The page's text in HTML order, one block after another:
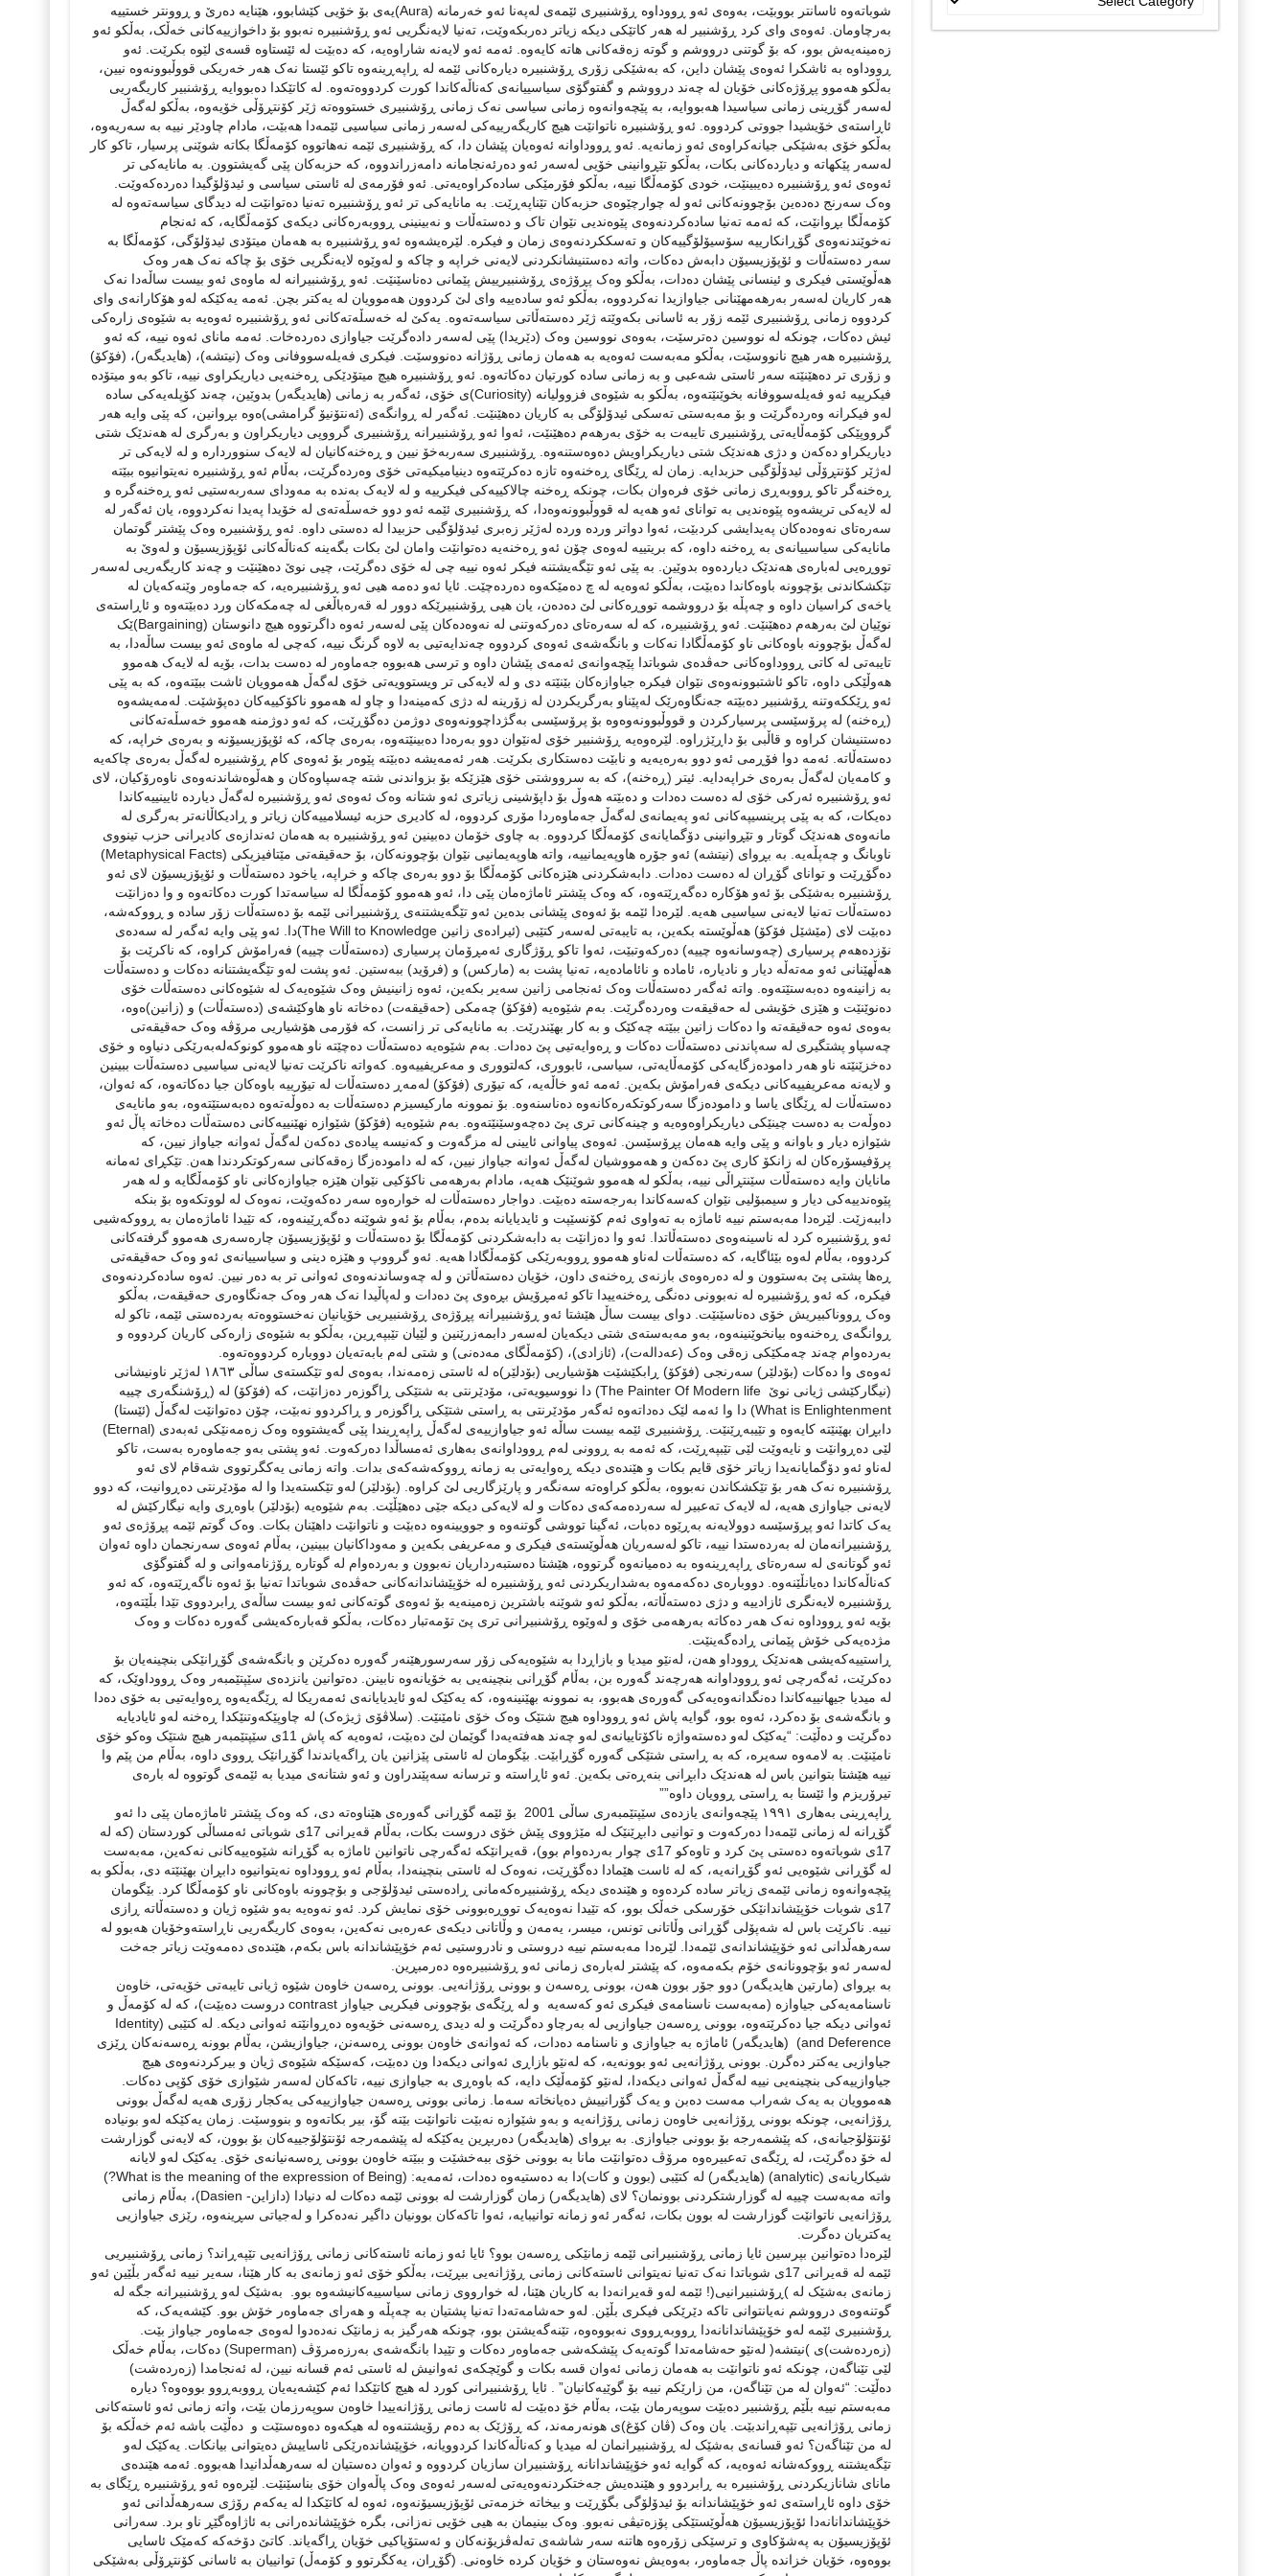
ئەوەی وا دەکات (بۆدلێر) سەرنجی (فۆکۆ) ڕابکێشێت هۆشیاریی (بۆدلێر)ە لە ئاستی زەمەندا، بەوەی لەو تێکستەی ساڵی ١٨٦٣ لەژێر ناونیشانی
(نیگارکێشی ژیانی نوێ The Painter Of Modern life) دا نووسیویەتی، مۆدێرنتی بە شتێکی ڕاگوزەر دەزانێت، کە (فۆکۆ) لە (ڕۆشنگەری چییە
What is Enlightenment) دا وا ئەمە لێک دەداتەوە ئەگەر مۆدێرنتی بە ڕاستی شتێکی ڕاگوزەر و ڕاکردوو نەبێت، چۆن دەتوانێت لەگەڵ (ئێستا)
دابڕان بهێنێتە کایەوە و تێیبەڕێنێت. ڕۆشنبیری ئێمە بیست ساڵە ئەو جیاوازییەی لەگەڵ ڕاپەڕیندا پێی گەیشتووە وەک زەمەنێکی ئەبەدی (Eternal)
لێی دەڕوانێت و نایەوێت لێی تێبپەڕێت، کە ئەمە بە ڕوونی لەم ڕووداوانەی بەهاری ئەمساڵدا دەرکەوت. ئەو پشتی بەو جەماوەرە بەست، تاکو
لەناو ئەو دۆگمایانەیدا زیاتر خۆی قایم بکات و هێندەی دیکە ڕەوایەتی بە زمانە ڕووکەشەکەی بدات. واتە زمانی یەکگرتووی شەقام لای ئەو
ڕۆشنبیرە نەک هەر بۆ تێکشکاندن نەبووە، بەڵکو کراوەتە سەنگەر و پارێزگاریی لێ کراوە. (بۆدلێر) لەو تێکستەیدا وا لە مۆدێرنتی دەڕوانیت، کە دوو
لایەنی جیاوازی هەیە، لە لایەک تەعبیر لە سەردەمەکەی دەکات و لە لایەکی دیکە جێی دەهێڵێت. بەم شێوەیە (بۆدلێر) باوەڕی وایە نیگارکێش لە
یەک کاتدا ئەو پڕۆسێسە دوولایەنە بەڕێوە دەبات، ئەگینا تووشی گوتنەوە و جوویینەوە دەبێت و ناتوانێت داهێنان بکات. وەک گوتم ئێمە پڕۆژەی ئەو
ڕۆشنبیرانەمان لە بەردەستدا نییە، تاکو لەسەریان هەڵوێستەی فیکری و مەعریفی بکەین و مەوداکانیان ببینین، بەڵام ئەوەی سەرنجمان داوە ئەوان
ئەو گوتانەی لە سەرەتای ڕاپەڕینەوە بە دەمیانەوە گرتووە، هێشتا دەستبەرداریان نەبوون و بەردەوام لە گوتارە ڕۆژنامەوانی و لە گفتوگۆی
کەناڵەکاندا دەیانڵێنەوە. دووبارەی دەکەمەوە بەشداریکردنی ئەو ڕۆشنبیرە لە خۆپێشاندانەکانی حەڤدەی شوباتدا تەنیا بۆ ئەوە ناگەڕێتەوە، کە ئەو
ڕۆشنبیرە لایەنگری ئازادییە و دژی دەستەڵاتە، بەڵکو ئەو شوێنە باشترین زەمینەیە بۆ ئەوەی گوتەکانی ئەو بیست ساڵەی ڕابردووی تێدا بڵێتەوە،
بۆیە ئەو ڕووداوە نەک هەر دەکاتە بەرهەمی خۆی و لەوێوە ڕۆشنبیرانی تری پێ تۆمەتبار دەکات، بەڵکو قەبارەکەیشی گەورە دەکات و وەک
مژدەیەکی خۆش پێمانی ڕادەگەینێت.
ڕاستییەکەیشی هه‌ندێک ڕووداو هه‌ن، له‌نێو میدیا و بازاڕدا به‌ شێوه‌یه‌کی زۆر سه‌رسورهێنه‌ر گه‌وره‌ ده‌کرێن و بانگه‌شه‌ی گۆڕانێکی بنچینه‌یان بۆ
ده‌کرێت، ئه‌گه‌رچی ئه‌و ڕووداوانه‌ هه‌رچه‌ند گه‌وره‌ بن، به‌ڵام گۆڕانی بنچینه‌یی به‌ خۆیانه‌وه‌ نابینن. ده‌توانین یانزدەی سێپتێمبه‌ر وه‌ک ڕووداوێک، که‌
له‌ میدیا جیهانییه‌کاندا ده‌نگدانه‌وه‌یه‌کی گه‌وره‌ی هه‌بوو، به‌ نموونه‌ بهێنینه‌وه‌‌، که‌ یه‌کێک له‌و ئایدیایانه‌ی ئه‌مه‌ریکا له ‌ڕێگه‌یه‌وه‌ ڕه‌وایه‌تیی به‌ خۆی ده‌دا
و بانگەشەی بۆ دەکرد، ئه‌وه ‌بوو، گوایە پاش ئەو ڕووداوە هیچ شتێک وه‌ک خۆی نامێنێت. (سلاڤۆی ژیژه‌ک) له‌ چاوپێکه‌وتنێکدا ڕەخنە‌ له‌و ئایادیایه‌
ده‌گرێت و ده‌ڵێت: “یه‌کێک له‌و ده‌سته‌واژه‌ ناکۆتاییانه‌ی له‌و چەند هه‌فتەیه‌دا گوێمان لێ دەبێت، ئه‌وه‌یه‌ که‌ پاش 11ی سێپتێمبه‌ر هیچ شتێک وه‌کو خۆی
نامێنێت. به ‌لامه‌وه‌ سه‌یره‌، که‌ به ‌ڕاستی شتێکی گه‌وره‌ گۆڕابێت. بێگومان له‌ ئاستی پێزانین یان ڕاگه‌یاندندا گۆڕانێک ڕووی داوه‌، به‌ڵام من پێم وا
نییه‌ ‌هێشتا بتوانین باس له‌ هه‌ندێک دابڕانی بنه‌ڕه‌تی بکه‌ین. ئه‌و ئاڕاسته‌ و ترسانه‌ سه‌پێندراون و ئه‌و شتانه‌ی میدیا به‌ ئێمه‌ی گوتووە له‌ باره‌ی
تیرۆریزم وا ئێستا به ‌ڕاستی ڕوویان داوه””
ڕاپەڕینی بەهاری ١٩٩١ پێچەوانەی یازده‌ی سێپتێمبه‌ری ساڵی 2001 بۆ ئێمە گۆڕانی گەورەی هێناوەتە دی، کە وەک پێشتر ئاماژەمان پێی دا ئەو
گۆڕانە لە زمانی ئێمەدا دەرکەوت و توانیی دابڕێنێک لە مێژووی پێش خۆی دروست بکات، بەڵام قه‌یرانی 17ی شوباتی ئه‌مساڵی کوردستان (که‌ له‌
17ی شوباته‌وه‌ ده‌ستی پێ کرد و تاوه‌کو 17ی چوار به‌رده‌وام بوو)، قه‌یرانێکه‌ ئەگەرچی ناتوانین ئاماژه‌ به‌ گۆڕانه‌ شێوه‌ییه‌کانی نه‌که‌ین، مه‌به‌ست
له‌ گۆڕانی شێوه‌یی ئه‌و گۆڕانه‌یه‌، که‌ له‌ ئاست هێمادا ده‌گۆڕێت، نەوەک لە ئاستی بنچینەدا، بەڵام ئەو ڕووداوە نەیتوانیوە دابڕان بهێنێتە دی، بەڵکو بە
پێچەوانەوە زمانی ئێمەی زیاتر سادە کردەوە و هێندەی دیکە ڕۆشنبیرەکەمانی ڕادەستی ئیدۆلۆجی و بۆچوونە باوەکانی ناو کۆمەڵگا کرد. بێگومان
17ی شوبات خۆپێشاندانێکی خۆرسکی خه‌ڵک بوو، که‌ تێیدا نه‌وه‌یه‌ک تووڕه‌بوونی خۆی نمایش کرد. ئەو نه‌وه‌یه‌ به‌و شێوه‌ ژیان و ده‌ستەڵاته ڕازی
نییە‌. ناکرێت باس له‌ شه‌پۆلی گۆڕانی وڵاتانی تونس، میسر، یەمەن و وڵاتانی دیکه‌ی عه‌ره‌بی نه‌که‌ین، به‌وه‌ی کاریگه‌ریی ناڕاسته‌وخۆیان هه‌بوو له‌
سه‌رهه‌ڵدانی ئەو خۆپێشاندانەی ئێمەدا. لێره‌دا مه‌به‌ستم نییه‌ دروستی و نادروستیی ئه‌م خۆپێشاندانه‌ باس بکه‌م، هێنده‌ی ده‌مه‌وێت زیاتر جەخت
لەسەر ئەو بۆچوونانەی خۆم بکەمەوە، کە پێشتر لەبارەی زمانی ئەو ڕۆشنبیرەوە دەرمبڕین.
به ‌بڕوای (مارتین هایدیگه‌ر) دوو جۆر بوون هه‌ن، بوونی ڕەسەن و بوونی ڕۆژانە‌یی. بوونی ڕەسەن خاوه‌ن شێوه‌ ژیانی تایبه‌تی خۆیه‌تی، خاوه‌ن
ناسنامه‌یه‌کی جیاوازه‌ (مه‌به‌ست ناسنامه‌ی فیکری ئه‌و که‌سه‌یه و له‌ ڕێگه‌ی بۆچوونی فیکریی جیاواز contrast دروست ده‌بێت)، که‌ له‌ کۆمه‌ڵ و
ئه‌وانی دیکه‌ جیا ده‌کرێته‌وه‌، بوونی ڕەسەن جیاوازیی له ‌به‌رچاو ده‌گرێت و له ‌دیدی ڕەسەنی خۆیه‌وه‌ ده‌ڕوانێته‌ ئه‌وانی دیکه‌. له‌ کتێبی (Identity
and Deference) (هایدیگه‌ر) ئاماژه‌ به‌ جیاوازی و ناسنامه‌ ده‌دات، که‌ ئه‌وانه‌ی خاوه‌ن بوونی ڕەسەنن، جیاوازیشن، به‌ڵام بوونه‌ ڕەسەنه‌کان ڕێزی
جیاوازیی یه‌کتر ده‌گرن. بوونی ڕۆژانە‌یی ئه‌و بوونه‌یه‌، که‌ له‌نێو بازاڕی ئه‌وانی دیکه‌دا ون ده‌بێت، که‌سێکه‌ شێوه‌ی ژیان و بیرکردنه‌وه‌ی هیچ
جیاوازییه‌کی بنچینه‌یی نییه‌ له‌گه‌ڵ ئه‌وانی دیکه‌دا، له‌نێو‌ کۆمه‌ڵێک دایه‌، که‌ باوه‌ڕی به‌ جیاوازی نییه‌، تاکه‌کان له‌سه‌ر شێوازی خۆی کۆپی ده‌کات.
هه‌موویان به ‌یه‌ک شه‌راب مه‌ست ده‌بن و یه‌ک گۆرانییش ده‌یانخاته‌ سه‌ما. زمانی بوونی ڕەسەن جیاوازییه‌کی یه‌کجار زۆری هه‌یه‌ له‌گه‌ڵ بوونی
ڕۆژانە‌یی، چونکه‌ بوونی ڕۆژانە‌یی خاوه‌ن زمانی ڕۆژانە‌یه‌ و به‌و شێوازه‌ نه‌بێت ناتوانێت بێتە گۆ، بیر بکاته‌وه‌ و بنووسێت. زمان یه‌کێکه‌ له‌و بونیاده‌
ئۆنتۆلۆجیانه‌ی، که‌ پێشمه‌رجه‌ بۆ بوونی جیاوازی. به ‌بڕوای (هایدیگه‌ر) ده‌ربڕین یه‌کێکه‌ له‌ پێشمه‌رجه‌ ئۆنتۆلۆجییه‌کان بۆ بوون، که‌ لایه‌نی گوزارشت
له‌ خۆ ده‌گرێت، له ‌ڕێگه‌ی ته‌عبیره‌وه‌ مرۆڤ ده‌توانێت مانا به ‌بوونی خۆی ببه‌خشێت و ببێتە خاوه‌ن بوونی ڕەسەنیانه‌ی خۆی. یه‌کێک له‌و لایانه‌
شیکاریانه‌ی (analytic) (هایدیگه‌ر) له‌ کتێبی (بوون و کات)دا بە دەستیەوە دەدات، ئه‌مه‌یه‌: (What is the meaning of the expression of Being?)
واته‌ مه‌به‌ست چییه‌ له‌ گوزارشتکردنی بوونمان؟ لای (هایدیگه‌ر) زمان گوزارشت له‌ بوونی ئێمه‌ ده‌کات لە دنیادا (دازاین- Dasien)، به‌ڵام زمانی
ڕۆژانە‌یی ناتوانێت گوزارشت له‌ بوون بکات، ئه‌گه‌ر ئه‌و زمانه‌ توانیبایه‌، ئه‌وا تاکه‌کان بوونیان داگیر نه‌ده‌کرا و له‌جیاتی سڕینه‌وه‌، رێزی جیاوازیی
یه‌کتریان ده‌گرت.
لێره‌دا ده‌توانین بپرسین ئایا زمانی ڕۆشنبیرانی ئێمه‌ زمانێکی ڕەسەن بوو؟ ئایا ئه‌و زمانه‌ ئاسته‌کانی زمانی ڕۆژانە‌یی تێپه‌ڕاند؟ زمانی ڕۆشنبیریی
ئێمه‌ له‌ قه‌یرانی 17ی شوباتدا نه‌ک ته‌نیا نه‌یتوانی ئاسته‌کانی زمانی ڕۆژانە‌یی ببڕێت، به‌ڵکو خۆی ئه‌و زمانه‌ی به ‌کار هێنا، سه‌یر نییه‌ ئه‌گه‌ر بڵێین ئه‌و
زمانه‌ی به‌شێک له‌ )ڕۆشنبیرانیی(! ئێمه‌ له‌و قه‌یرانه‌دا به‌ کاریان هێنا، له ‌خوارووی زمانی سیاسییه‌کانیشەوە بوو. به‌شێک له‌و ڕۆشنبیرانه‌ جگه‌ له‌
گوتنه‌وه‌ی درووشم نه‌یانتوانی تاکه‌ دێرێکی فیکری بڵێن. له‌و حه‌شامه‌ته‌دا ته‌نیا پشتیان به‌ چه‌پڵه‌ و هه‌رای جه‌ماوه‌ر خۆش بوو. کێشه‌یه‌ک، که‌
ڕۆشنبیری ئێمه‌ له‌و خۆپێشاندانانه‌دا ڕووبه‌ڕووی نه‌بووەوه‌، تێنه‌گه‌یشتن بوو، چونکە هەرگیز بە زمانێک نەدەدوا لەوەی جەماوەر جیاواز بێت.
(زه‌رده‌شت)ی )نیتشه(‌ له‌نێو حه‌شامه‌تدا گوته‌یه‌ک پێشکه‌شی جه‌ماوه‌ر ده‌کات و تێیدا بانگه‌شه‌ی به‌رزه‌مرۆڤ (Superman) ده‌کات، به‌ڵام خه‌ڵک
لێی تێناگه‌ن، چونکه‌ ئه‌و ناتوانێت به‌ هه‌مان زمانی ئه‌وان قسه‌ بکات و گوێچکەی ئه‌وانیش لە ئاستی ئه‌م قسانه‌ نیین، له‌ ئه‌نجامدا (زه‌رده‌شت)
ده‌ڵێت: “ئه‌وان له‌ من تێناگه‌ن، من زارێکم نییه‌ بۆ گوێیه‌کانیان” . ئایا ڕۆشنبیرانی کورد له‌ هیچ کاتێکدا ئه‌م کێشه‌یه‌یان ڕووبه‌ڕوو بووه‌وه‌؟ دیارە
مه‌به‌ستم نییه‌ بڵێم ڕۆشنبیر ده‌بێت سوپه‌رمان بێت، به‌ڵام خۆ ده‌بێت له‌ ئاست زمانی ڕۆژانە‌ییدا خاوه‌ن سوپه‌رزمان بێت، واته‌ زمانی ئه‌و ئاسته‌کانی
زمانی ڕۆژانە‌یی تێپه‌ڕاندبێت. یان وه‌ک (ڤان کۆغ)ی هونه‌رمه‌ند، که‌ ڕۆژێک به‌ ده‌م رۆیشتنه‌وه‌ له‌ هیکه‌وه‌ ده‌وه‌ستێت و ده‌ڵێت باشه‌ ئه‌م خه‌ڵکه‌ بۆ
له ‌من تێناگه‌ن؟ ئه‌و قسانه‌ی به‌شێک له‌ ڕۆشنبیرانمان له‌ میدیا و که‌ناڵه‌کاندا کردوویانه‌، خۆپێشانده‌رێکی ئاساییش ده‌یتوانی بیانکات. یه‌کێک له‌و
تێگەیشتنە ڕووکەشانە‌ ئه‌وه‌یه‌، که‌ گوایه‌ ئه‌و خۆپێشاندانانه‌ ڕۆشنبیران سازیان کردووه‌ و ئه‌وان ده‌ستیان له ‌سه‌رهه‌ڵدانیدا هه‌بووه‌. ئەمە هێندەی
مانای شانازیکردنی ڕۆشنبیرە بە ڕابردوو و هێندەیش جەختکردنەوەیەتی لەسەر ئەوەی وەک پاڵەوان خۆی بناسێنێت. لێرەوە ئەو ڕۆشنبیرە ڕێگای بە
خۆی داوە ئاڕاستەی ئەو خۆپێشاندانە بۆ ئیدۆلۆگی بگۆڕێت و بیخاتە خزمەتی ئۆپۆزیسیۆنەوە، ئەوە لە کاتێکدا له ‌یه‌که‌م رۆژی سه‌رهه‌ڵدانی ئه‌و
خۆپێشاندانانه‌دا ئۆپۆزیسیۆن هه‌ڵوێستێکی پۆزەتیڤی نه‌بوو. وەک بینیمان بە هیی خۆیی نەزانی، بگرە خۆپێشانده‌رانی به‌ ئاژاوه‌گێڕ ناو برد. سه‌رانی
ئۆپۆزیسیۆن به‌ په‌شۆکاوی و ترسێکی زۆره‌وه‌ هاتنه‌ سه‌ر شاشه‌ی ته‌له‌ڤزیۆنەکان و ئەستۆپاکیی خۆیان ڕاگه‌یاند. کاتێ دۆخه‌که‌ که‌مێک ئاسایی
بووه‌وه،‌ خۆیان خزانده‌ پاڵ جه‌ماوه‌ر، به‌وه‌یش نه‌وه‌ستان و خۆیان کرده‌ خاوه‌نی. (گۆڕان، یه‌کگرتوو و کۆمه‌ڵ) توانییان بە ئاسانی کۆنتڕۆڵی بەشێکی
جۆرەکان